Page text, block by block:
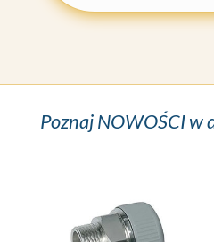
Poznaj NOWOŚCI w